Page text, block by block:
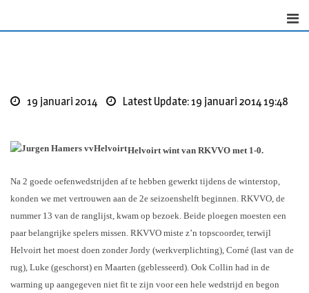
19 januari 2014 Latest Update: 19 januari 2014 19:48
Helvoirt wint van RKVVO met 1-0.
Na 2 goede oefenwedstrijden af te hebben gewerkt tijdens de winterstop,
konden we met vertrouwen aan de 2e seizoenshelft beginnen. RKVVO, de
nummer 13 van de ranglijst, kwam op bezoek. Beide ploegen moesten een
paar belangrijke spelers missen. RKVVO miste z’n topscoorder, terwijl
Helvoirt het moest doen zonder Jordy (werkverplichting), Corné (last van de
rug), Luke (geschorst) en Maarten (geblesseerd). Ook Collin had in de
warming up aangegeven niet fit te zijn voor een hele wedstrijd en begon